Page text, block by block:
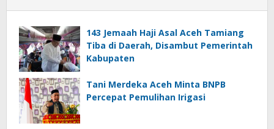
143 Jemaah Haji Asal Aceh Tamiang
Tiba di Daerah, Disambut Pemerintah
Kabupaten
Tani Merdeka Aceh Minta BNPB
Percepat Pemulihan Irigasi